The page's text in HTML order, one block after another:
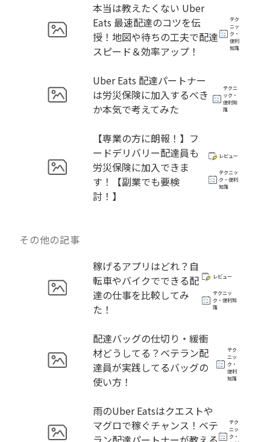
本当は教えたくない Uber
Eats 最速配達のコツを伝
授！地図や待ちの工夫で配達
スピード＆効率アップ！
テク
ニッ
ク・
便利
知識
Uber Eats 配達パートナー
は労災保険に加入するべき
か本気で考えてみた
テクニ
ック・
便利知
識
【専業の方に朗報！】フ
ードデリバリー配達員も
労災保険に加入できま
す！【副業でも要検
討！】
レビュー
テクニッ
ク・便利
知識
その他の記事
稼げるアプリはどれ？自
転車やバイクでできる配
達の仕事を比較してみ
た！
レビュー
テクニッ
ク・便利知
識
配達バッグの仕切り・緩衝
材どうしてる？ベテラン配
達員が実践してるバッグの
使い方！
テク
ニッ
ク・
便利
知識
雨のUber Eatsはクエストや
マグロで稼ぐチャンス！ベテ
テク
ニッ
ク・